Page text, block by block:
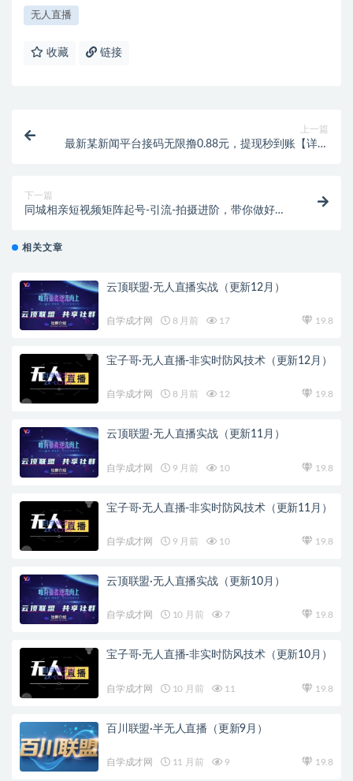
无人直播
收藏 链接
上一篇
最新某新闻平台接码无限撸0.88元，提现秒到账【详细
下一篇
同城相亲短视频矩阵起号-引流-拍摄进阶，带你做好同
相关文章
云顶联盟·无人直播实战（更新12月）
自学成才网 8 月前 17 19.8
宝子哥·无人直播-非实时防风技术（更新12月）
自学成才网 8 月前 12 19.8
云顶联盟·无人直播实战（更新11月）
自学成才网 9 月前 10 19.8
宝子哥·无人直播-非实时防风技术（更新11月）
自学成才网 9 月前 10 19.8
云顶联盟·无人直播实战（更新10月）
自学成才网 10 月前 7 19.8
宝子哥·无人直播-非实时防风技术（更新10月）
自学成才网 10 月前 11 19.8
百川联盟·半无人直播（更新9月）
自学成才网 11 月前 9 19.8